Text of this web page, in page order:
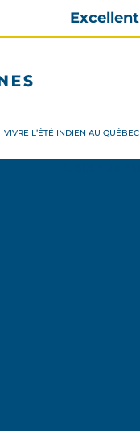
Excellent
VIVRE L’ÉTÉ INDIEN AU QUÉBEC